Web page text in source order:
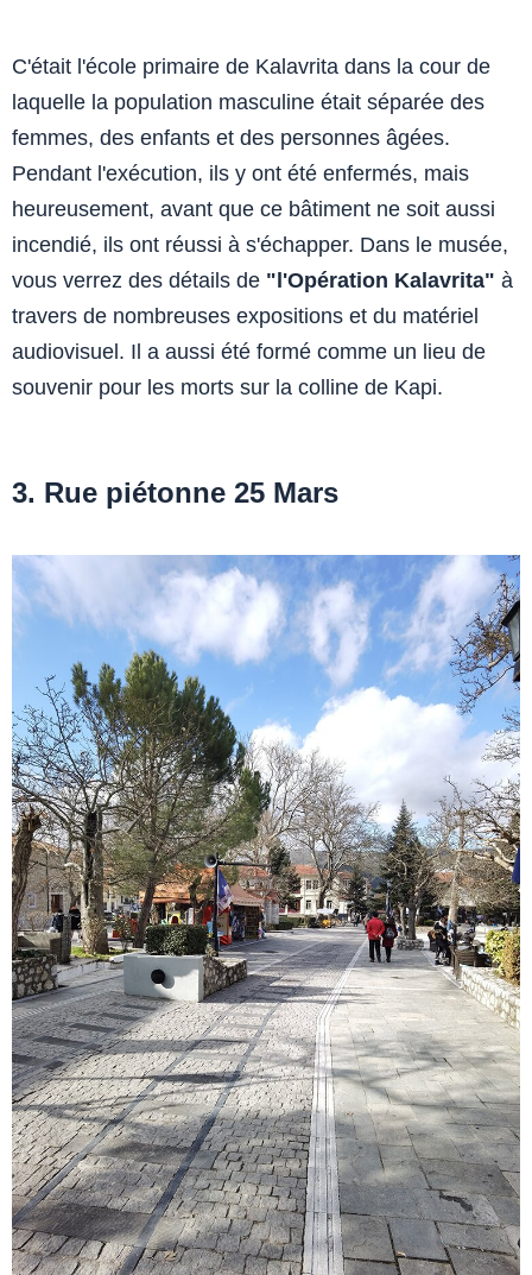
C'était l'école primaire de Kalavrita dans la cour de
laquelle la population masculine était séparée des
femmes, des enfants et des personnes âgées.
Pendant l'exécution, ils y ont été enfermés, mais
heureusement, avant que ce bâtiment ne soit aussi
incendié, ils ont réussi à s'échapper. Dans le musée,
vous verrez des détails de "l'Opération Kalavrita" à
travers de nombreuses expositions et du matériel
audiovisuel. Il a aussi été formé comme un lieu de
souvenir pour les morts sur la colline de Kapi.
3. Rue piétonne 25 Mars